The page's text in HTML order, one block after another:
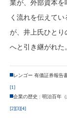
業が、外部資本を
く流れを伝えて
が、井上氏ひとり
へと引き継がれた
レンゴー 有価証券報告
[1]
企業の歴史 : 明治百年（
[2][3][4]